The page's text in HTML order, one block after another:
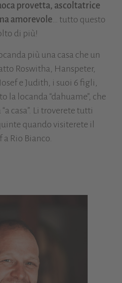
provetta, ascoltatrice
amorevole… tutto questo
di più!
più una casa che un
Roswitha, Hanspeter,
e Judith, i suoi 6 figli,
la locanda “dahuame”, che
casa”. Li troverete tutti
quando visiterete il
a Rio Bianco.